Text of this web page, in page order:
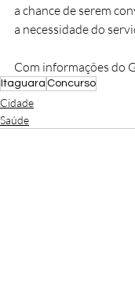
a chance de serem
a necessidade do
Com informações do
Itaguara Concurso
Cidade
Saúde